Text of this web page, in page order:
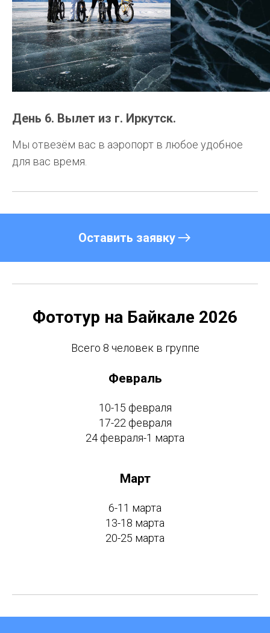
День 6. Вылет из г. Иркутск.
Мы отвезём вас в аэропорт в любое удобное
для вас время.
Оставить заявку
Фототур на Байкале 2026
Всего 8 человек в группе
Февраль
10-15 февраля
17-22 февраля
24 февраля-1 марта
Март
6-11 марта
13-18 марта
20-25 марта